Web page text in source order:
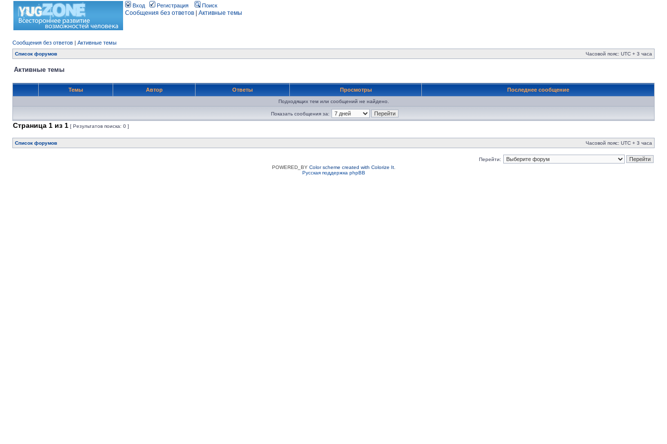
Вход Регистрация Поиск
Сообщения без ответов Активные темы
Сообщения без ответов | Активные темы
Список форумов Часовой пояс: UTC + 3 часа
Активные темы
Темы Автор Ответы Просмотры Последнее сообщение
Подходящих тем или сообщений не найдено.
Показать сообщения за:
Страница 1 из 1 [ Результатов поиска: 0 ]
Список форумов Часовой пояс: UTC + 3 часа
Перейти:
POWERED_BY Color scheme created with Colorize It.
Русская поддержка phpBB